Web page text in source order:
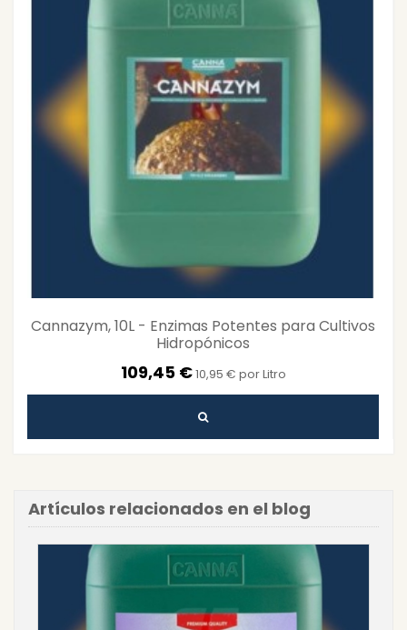
Cannazym, 10L - Enzimas Potentes para Cultivos
Hidropónicos
109,45 €10,95 € por Litro
Artículos relacionados en el blog